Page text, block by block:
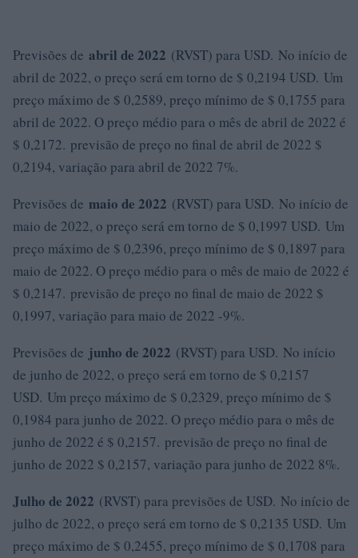
Previsões de abril de 2022 (RVST) para USD. No início de
abril de 2022, o preço será em torno de $ 0,2194 USD. Um
preço máximo de $ 0,2589, preço mínimo de $ 0,1755 para
abril de 2022. O preço médio para o mês de abril de 2022 é
$ 0,2172. previsão de preço no final de abril de 2022 $
0,2194, variação para abril de 2022 7%.
Previsões de maio de 2022 (RVST) para USD. No início de
maio de 2022, o preço será em torno de $ 0,1997 USD. Um
preço máximo de $ 0,2396, preço mínimo de $ 0,1897 para
maio de 2022. O preço médio para o mês de maio de 2022 é
$ 0,2147. previsão de preço no final de maio de 2022 $
0,1997, variação para maio de 2022 -9%.
Previsões de junho de 2022 (RVST) para USD. No início
de junho de 2022, o preço será em torno de $ 0,2157
USD. Um preço máximo de $ 0,2329, preço mínimo de $
0,1984 para junho de 2022. O preço médio para o mês de
junho de 2022 é $ 0,2157. previsão de preço no final de
junho de 2022 $ 0,2157, variação para junho de 2022 8%.
Julho de 2022 (RVST) para previsões de USD. No início de
julho de 2022, o preço será em torno de $ 0,2135 USD. Um
preço máximo de $ 0,2455, preço mínimo de $ 0,1708 para